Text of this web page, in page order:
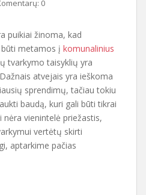
0
puikiai žinoma, kad
metamos į komunalinius
tvarkymo taisyklių yra
atvejais yra ieškoma
sprendimų, tačiau tokiu
baudą, kuri gali būti tikrai
vienintelė priežastis,
vertėtų skirti
aptarkime pačias